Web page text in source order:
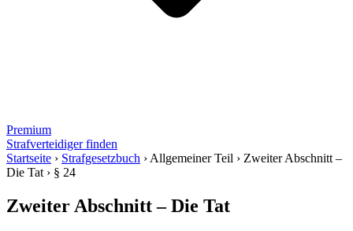
Premium
Strafverteidiger finden
Startseite › Strafgesetzbuch › Allgemeiner Teil › Zweiter Abschnitt –
Die Tat › § 24
Zweiter Abschnitt – Die Tat